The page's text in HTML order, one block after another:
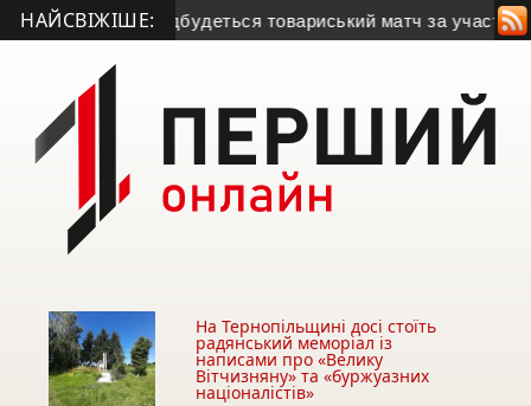
НАЙСВІЖІШЕ:відбудеться товариський матч за участю
На Тернопільщині досі стоїть
радянський меморіал із
написами про «Велику
Вітчизняну» та «буржуазних
націоналістів»